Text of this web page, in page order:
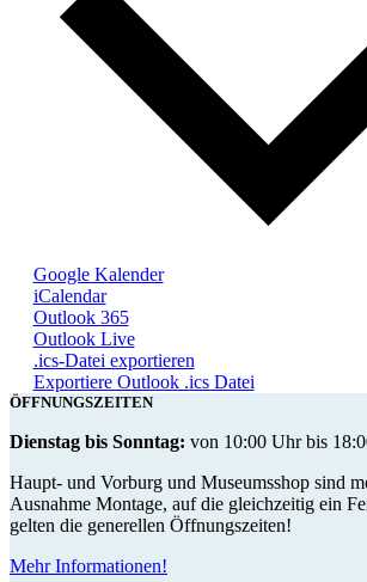
Google Kalender
iCalendar
Outlook 365
Outlook Live
.ics-Datei exportieren
Exportiere Outlook .ics Datei
ÖFFNUNGSZEITEN
Dienstag bis Sonntag: von 10:00 Uhr bis
Haupt- und Vorburg und Museumsshop sind
Ausnahme Montage, auf die gleichzeitig ein
gelten die generellen Öffnungszeiten!
Mehr Informationen!